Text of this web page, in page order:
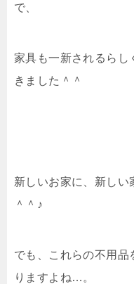
で、
家具も一新されるらし
きました＾＾
新しいお家に、新し
＾＾♪
でも、これらの不用
りますよね…。